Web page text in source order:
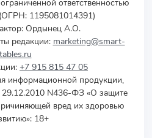
ответственностью
1195081014391)
Ордынец А.О.
редакции: marketing@smart-
tables.ru
+7 915 815 47 05
информационной продукции,
N436-ФЗ «О защите
вред их здоровью
18+